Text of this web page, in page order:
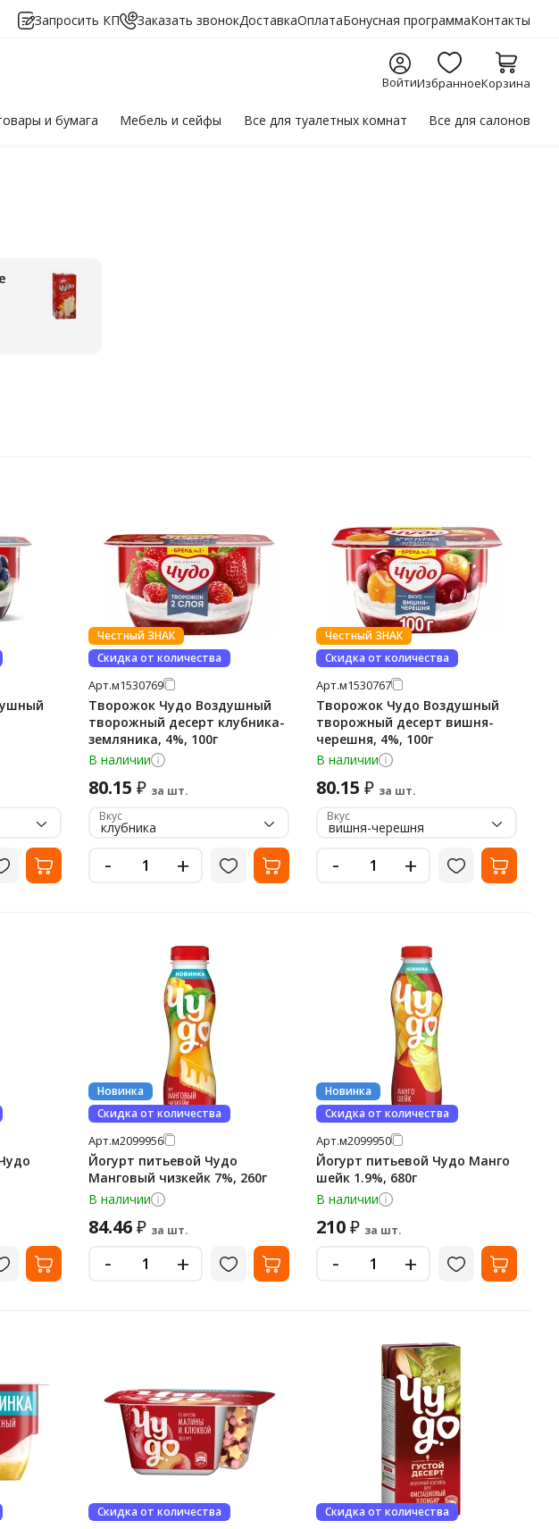
Запросить КП Заказать звонокДоставкаОплатаБонусная программаКонтакты
ВойтиИзбранноеКорзина
и бумага Мебельи сейфы Все для туалетных комнат Все для салонов
Честный ЗНАК
Скидка от количества
Арт.м1530769
Творожок Чудо Воздушный
творожный десерт клубника-
земляника, 4%, 100г
В наличии
80.15 ₽ за шт.
Вкус
клубника
- +
Честный ЗНАК
Скидка от количества
Арт.м1530767
Творожок Чудо Воздушный
творожный десерт вишня-
черешня, 4%, 100г
В наличии
80.15 ₽ за шт.
Вкус
вишня-черешня
- +
Новинка
Скидка от количества
Арт.м2099956
Йогурт питьевой Чудо
Манговый чизкейк 7%, 260г
В наличии
84.46₽ за шт.
- +
Новинка
Скидка от количества
Арт.м2099950
Йогурт питьевой Чудо Манго
шейк 1.9%, 680г
В наличии
210₽ за шт.
- +
Скидка от количества Скидка от количества